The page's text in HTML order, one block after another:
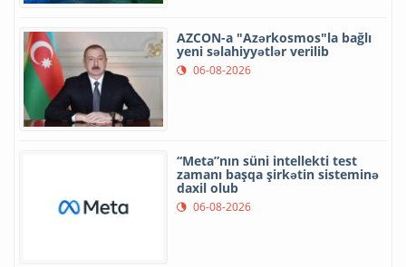
AZCON-a "Azərkosmos"la bağlı
yeni səlahiyyətlər verilib
06-08-2026
“Meta”nın süni intellekti test
zamanı başqa şirkətin sisteminə
daxil olub
06-08-2026